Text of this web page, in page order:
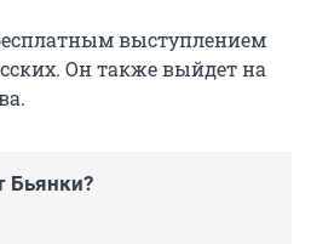
выступлением
Он также выйдет на
Бьянки?